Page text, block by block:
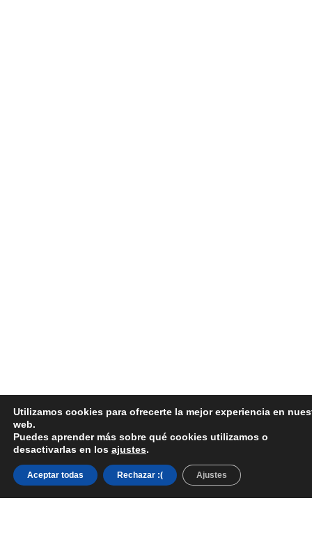
Utilizamos cookies para ofrecerte la mejor experiencia en
web.
Puedes aprender más sobre qué cookies utilizamos o
desactivarlas en los ajustes.
Aceptar todas Rechazar :( Ajustes